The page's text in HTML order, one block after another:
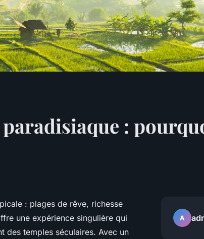
:
: plages de rêve, richesse
une expérience singulière qui
des temples séculaires. Avec un
A